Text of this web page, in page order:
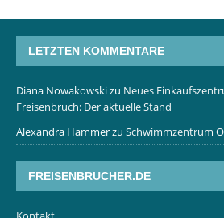
LETZTEN KOMMENTARE
Diana Nowakowskizu Neues
Freisenbruch: Der aktuelle Stand
Alexandra Hammerzu Schwimmzentrum
FREISENBRUCHER.DE